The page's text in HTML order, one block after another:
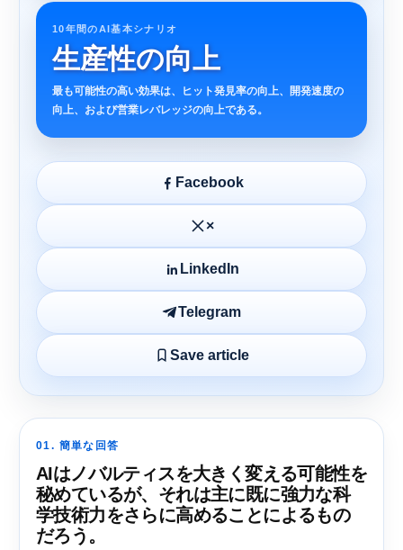
10年間のAI基本シナリオ
生産性の向上
最も可能性の高い効果は、ヒット発見率の向上、開発速度の
向上、および営業レバレッジの向上である。
Facebook
×
LinkedIn
Telegram
Save article
01. 簡単な回答
AIはノバルティスを大きく変える可能性を
秘めているが、それは主に既に強力な科
学技術力をさらに高めることによるもの
だろう。